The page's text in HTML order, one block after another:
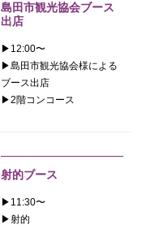
島田市観光協会ブース
出店
▶︎12:00〜
▶︎島田市観光協会様による
ブース出店
▶︎2階コンコース
射的ブース
▶︎11:30〜
▶︎射的